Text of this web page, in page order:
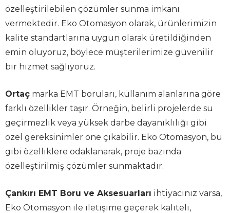
özelleştirilebilen çözümler sunma imkanı
vermektedir. Eko Otomasyon olarak, ürünlerimizin
kalite standartlarına uygun olarak üretildiğinden
emin oluyoruz, böylece müşterilerimize güvenilir
bir hizmet sağlıyoruz.
Ortaç marka EMT boruları, kullanım alanlarına göre
farklı özellikler taşır. Örneğin, belirli projelerde su
geçirmezlik veya yüksek darbe dayanıklılığı gibi
özel gereksinimler öne çıkabilir. Eko Otomasyon, bu
gibi özelliklere odaklanarak, proje bazında
özelleştirilmiş çözümler sunmaktadır.
Çankırı EMT Boru ve Aksesuarları ihtiyacınız varsa,
Eko Otomasyon ile iletişime geçerek kaliteli,